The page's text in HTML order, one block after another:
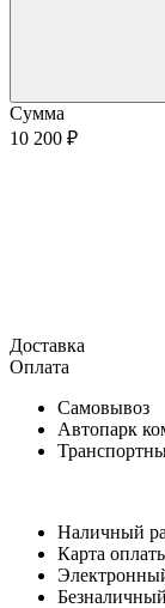
Сумма
10 200 ₽
Доставка
Оплата
Самовывоз
Автопарк
Наличный
Карта